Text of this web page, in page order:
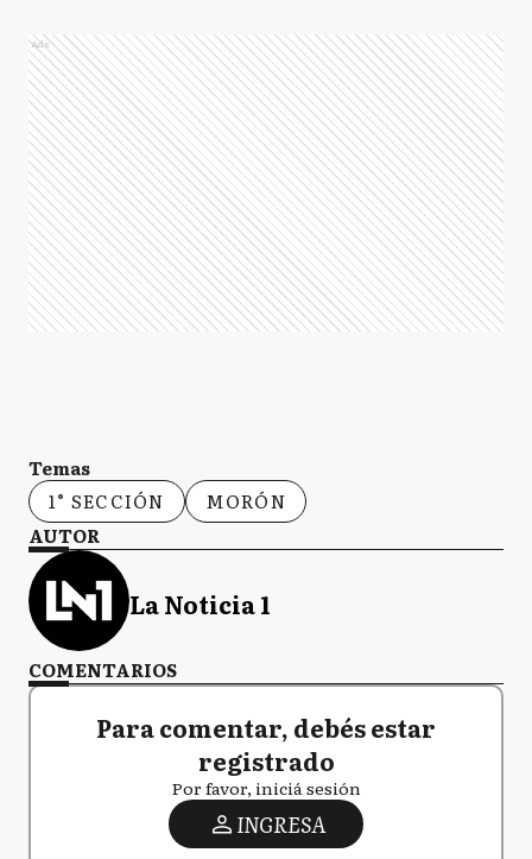
Ads
Temas
1° SECCIÓN
MORÓN
AUTOR
La Noticia 1
COMENTARIOS
Para comentar, debés estar
registrado
Por favor, iniciá sesión
INGRESA